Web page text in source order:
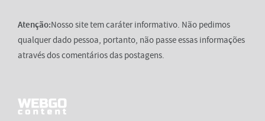
Atenção:Nosso site tem caráter informativo. Não pedimos
qualquer dado pessoa, portanto, não passe essas informações
através dos comentários das postagens.